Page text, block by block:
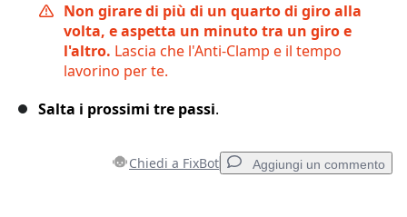
Non girare di più di un quarto di giro alla
volta, e aspetta un minuto tra un giro e
l'altro. Lascia che l'Anti-Clamp e il tempo
lavorino per te.
Salta i prossimi tre passi.
Chiedi a FixBot Aggiungi un commento